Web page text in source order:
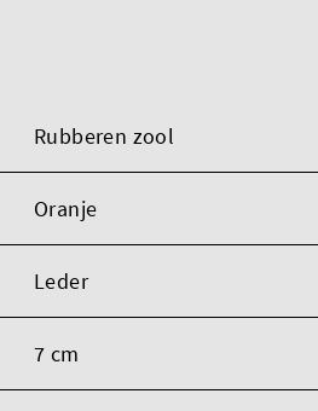
Rubberen zool
Oranje
Leder
7 cm